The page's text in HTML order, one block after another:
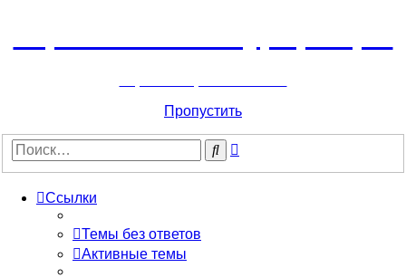
Пропустить
Поиск
Ссылки
Темы без ответов
Активные темы